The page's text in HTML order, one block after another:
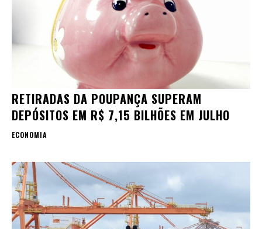
RETIRADAS DA POUPANÇA SUPERAM
DEPÓSITOS EM R$ 7,15 BILHÕES EM JULHO
ECONOMIA